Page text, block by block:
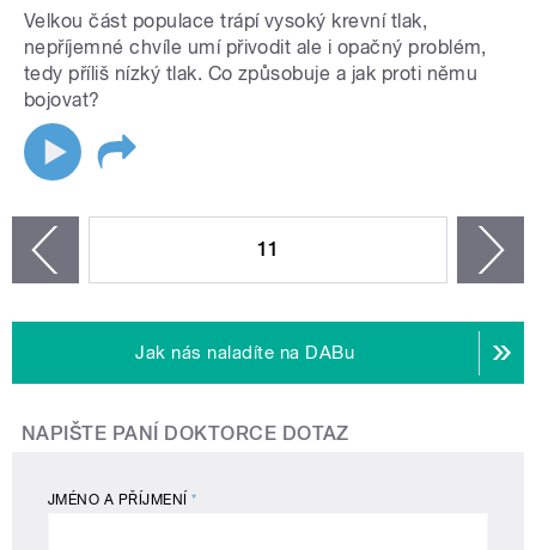
Velkou část populace trápí vysoký krevní tlak,
nepříjemné chvíle umí přivodit ale i opačný problém,
tedy příliš nízký tlak. Co způsobuje a jak proti němu
bojovat?
11
Jak nás naladíte na DABu
NAPIŠTE PANÍ DOKTORCE DOTAZ
JMÉNO A PŘÍJMENÍ*